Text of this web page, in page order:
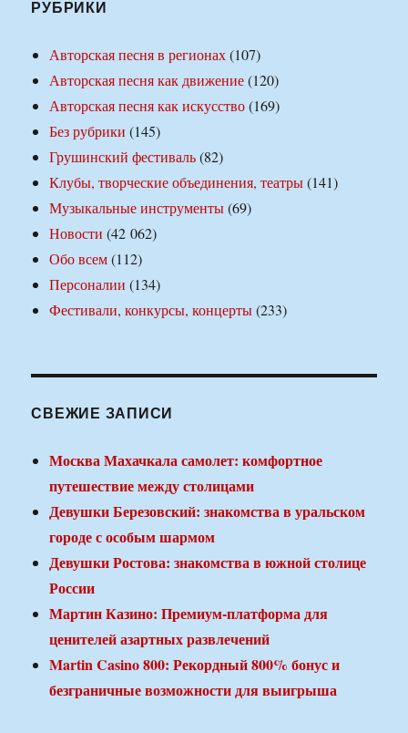
РУБРИКИ
Авторская песня в регионах(107)
Авторская песня как движение(120)
Авторская песня как искусство(169)
Без рубрики (145)
Грушинский фестиваль(82)
Клубы, творческие объединения, театры(141)
Музыкальные инструменты(69)
Новости (42 062)
Обо всем(112)
Персоналии (134)
Фестивали, конкурсы, концерты(233)
СВЕЖИЕ ЗАПИСИ
Москва Махачкала самолет: комфортное
путешествие между столицами
Девушки Березовский: знакомства в уральском
городе с особым шармом
Девушки Ростова: знакомства в южной столице
России
Мартин Казино: Премиум-платформа для
ценителей азартных развлечений
Martin Casino 800: Рекордный 800% бонус и
безграничные возможности для выигрыша